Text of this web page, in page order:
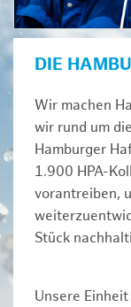
DIE
Wir machen
wir rund um
Hamburger
1.900 HPA-
vorantreiben,
Stück
Unsere